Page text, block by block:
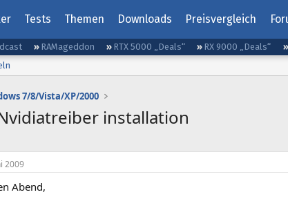
Tests Themen Downloads Preisvergleich
RAMageddon RTX 5000 „Deals“ RX 9000 „Deals“
7/8/Vista/XP/2000
installation
2009
Abend,